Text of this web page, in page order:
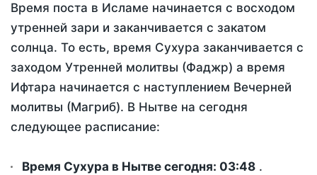
Время поста в Исламе начинается с восходом
утренней зари и заканчивается с закатом
солнца. То есть, время Сухура заканчивается с
заходом Утренней молитвы (Фаджр) а время
Ифтара начинается с наступлением Вечерней
молитвы (Магриб). В Нытве на сегодня
следующее расписание:
Время Сухура в Нытве сегодня: 03:48 .